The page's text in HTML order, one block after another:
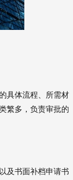
具体流程、所需材
繁多，负责审批的
及书面补档申请书